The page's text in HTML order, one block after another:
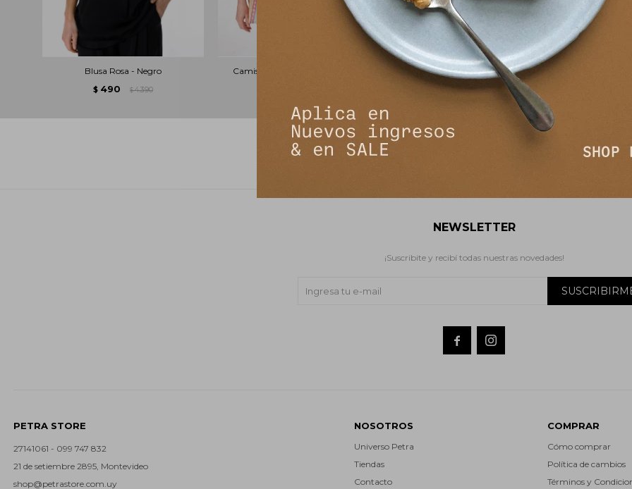
Blusa Rosa - Negro
$ 490 $ 4.390
Camisa Hibisco - Estampa Lotos Camisa Nysa - Estampa Azul
$ 1.490 $ 5.990
PETRA STORE
27141061 - 099 747 832
21 de setiembre 2895, Montevideo
shop@petrastore.com.uy
NOSOTROS
Universo Petra
Tiendas
Contacto
COMPRAR
Cómo comprar
Política de cambios
Términos y
NEWSLETTER
¡Suscribite y recibí todas nuestras novedades!
 